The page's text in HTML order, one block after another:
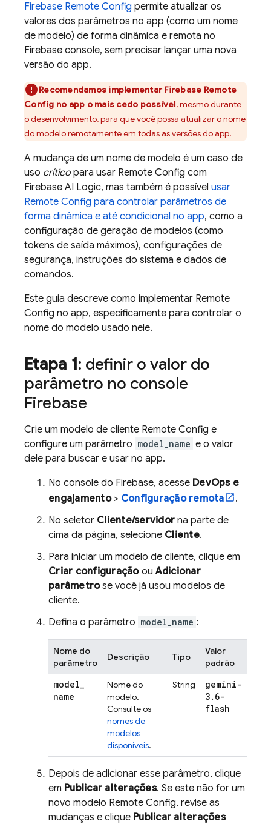
Firebase Remote Config permite atualizar os
valores dos parâmetros no app (como um nome
de modelo) de forma dinâmica e remota no
Firebase console, sem precisar lançar uma nova
versão do app.
Recomendamos implementar Firebase Remote
Config no app o mais cedo possível, mesmo durante
o desenvolvimento, para que você possa atualizar o nome
do modelo remotamente em todas as versões do app.
A mudança de um nome de modelo é um caso de
uso crítico para usar Remote Config com
Firebase AI Logic, mas também é possível usar
Remote Config para controlar parâmetros de
forma dinâmica e até condicional no app, como a
configuração de geração de modelos (como
tokens de saída máximos), configurações de
segurança, instruções do sistema e dados de
comandos.
Este guia descreve como implementar Remote
Config no app, especificamente para controlar o
nome do modelo usado nele.
Etapa 1: definir o valor do
parâmetro no console
Firebase
Crie um modelo de cliente Remote Config e
configure um parâmetro model_name e o valor
dele para buscar e usar no app.
No console do Firebase, acesse DevOps e
engajamento> Configuração remota
.
No seletor Cliente/servidor na parte de
cima da página, selecione Cliente.
Para iniciar um modelo de cliente, clique em
Criar configuraçãoouAdicionar
parâmetrose você já usou modelos de
cliente.
Defina o parâmetro model_name :
Nome do
parâmetro
Descrição Tipo
Valor
padrão
model_
name
Nome do
modelo.
Consulte os
nomes de
modelos
disponíveis.
String
gemini-
3. 6-
flash
Depois de adicionar esse parâmetro, clique
em Publicar alterações. Se este não for um
novo modelo Remote Config, revise as
mudanças e clique Publicar alterações